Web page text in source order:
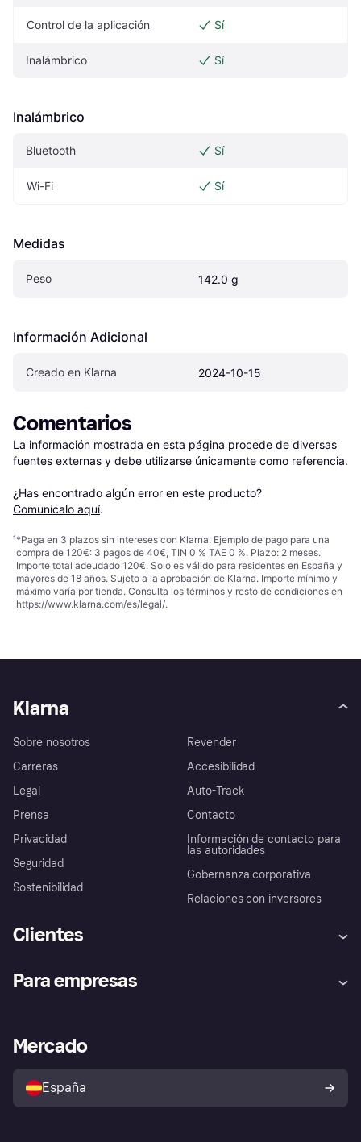
Control de la aplicación Sí
Inalámbrico Sí
Inalámbrico
Bluetooth Sí
Wi-Fi Sí
Medidas
Peso 142.0 g
Información Adicional
Creado en Klarna 2024-10-15
Comentarios
La información mostrada en esta página procede de diversas
fuentes externas y debe utilizarse únicamente como referencia.
¿Has encontrado algún error en este producto?
Comunícalo aquí.
¹*Paga en 3 plazos sin intereses con Klarna. Ejemplo de pago para una
compra de 120€: 3 pagos de 40€, TIN 0 % TAE 0 %. Plazo: 2 meses.
Importe total adeudado 120€. Solo es válido para residentes en España y
mayores de 18 años. Sujeto a la aprobación de Klarna. Importe mínimo y
máximo varía por tienda. Consulta los términos y resto de condiciones en
https://www.klarna.com/es/legal/.
Klarna
Sobre nosotros
Carreras
Legal
Prensa
Privacidad
Seguridad
Sostenibilidad
Revender
Accesibilidad
Auto-Track
Contacto
Información de contacto para
las autoridades
Gobernanza corporativa
Relaciones con inversores
Clientes
Inicio de sesión
Directorio de tiendas
Política de protección al
comprador de Klarna
Reclamaciones
Para empresas
Acceso empresas
Mercado
España